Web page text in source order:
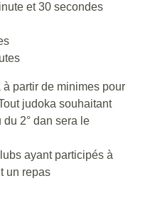
et 30 secondes
partir de minimes pour
judoka souhaitant
du 2° dan sera le
ayant participés à
un repas